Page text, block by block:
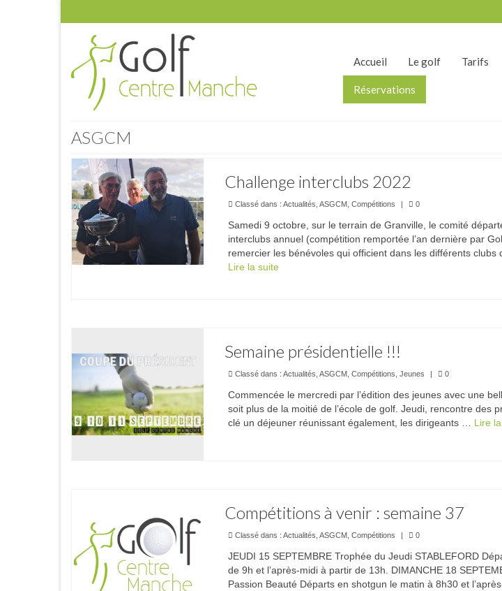
Accueil Le golf Tarifs
Réservations
ASGCM
Challenge interclubs 2022
Classé dans : Actualités ASGCM, Compétitions | 0
Samedi 9 octobre, sur le terrain de Granville, le comité
interclubs annuel (compétition remportée l’an dernière par
remercier les bénévoles qui officient dans les différents clubs
Lire la suite­­
Semaine présidentielle !!!
Classé dans : Actualités ASGCM, Compétitions Jeunes | 0
Commencée le mercredi par l’édition des jeunes avec une
soit plus de la moitié de l’école de golf. Jeudi, rencontre des
clé un déjeuner réunissant également, les dirigeants … Lire
Compétitions à venir : semaine 37
Classé dans : Actualités ASGCM, Compétitions | 0
JEUDI 15 SEPTEMBRE Trophée du Jeudi STABLEFORD
de 9h et l’après-midi à partir de 13h. DIMANCHE 18
Passion Beauté Départs en shotgun le matin à 8h30 et